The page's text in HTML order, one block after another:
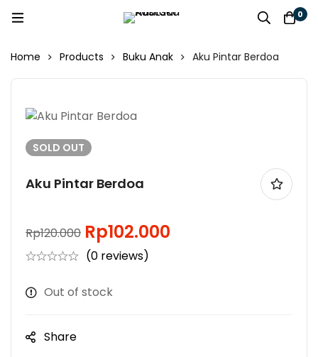
0
Home Products Buku Anak Aku Pintar Berdoa
SOLD OUT
Aku Pintar Berdoa
Rp120.000 Rp102.000
(0 reviews)
Out of stock
Share